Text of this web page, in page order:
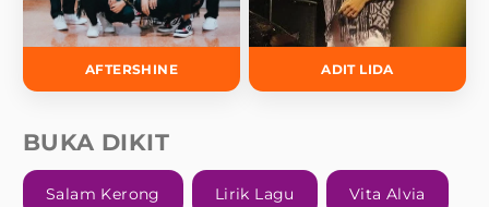
AFTERSHINE ADIT LIDA
BUKA DIKIT
Salam Kerong Lirik Lagu Vita Alvia